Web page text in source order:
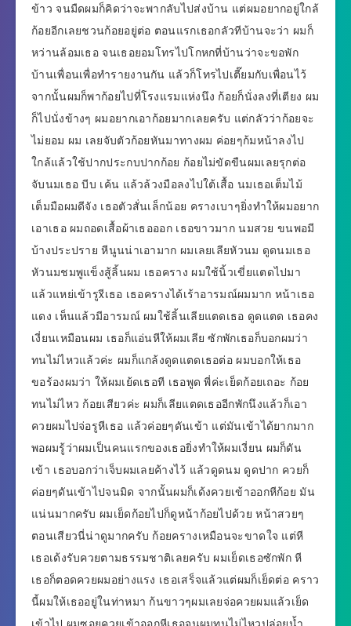
ข้าว จนมืดผมก็คิดว่าจะพากลับไปส่งบ้าน แต่ผมอยากอยู่ใกล้
ก้อยอีกเลยชวนก้อยอยู่ต่อ ตอนแรกเธอกลัวทีบ้านจะว่า ผมก็
หว่านล้อมเธอ จนเธอยอมโทรไปโกหกที่บ้านว่าจะขอพัก
บ้านเพื่อนเพื่อทำรายงานกัน แล้วก็โทรไปเตี๊ยมกับเพื่อนไว้
จากนั้นผมก็พาก้อยไปที่โรงแรมแห่งนึง ก้อยก็นั่งลงที่เตียง ผม
ก็ไปนั่งข้างๆ ผมอยากเอาก้อยมากเลยครับ แต่กลัวว่าก้อยจะ
ไม่ยอม ผม เลยจับตัวก้อยหันมาทางผม ค่อยๆก้มหน้าลงไป
ใกล้แล้วใช้ปากประกบปากก้อย ก้อยไม่ขัดขืนผมเลยรุกต่อ
จับนมเธอ บีบ เค้น แล้วล้วงมือลงไปใต้เสื้อ นมเธอเต็มไม้
เต็มมือผมดีจัง เธอตัวสั่นเล็กน้อย ครางเบาๆยิ่งทำให้ผมอยาก
เอาเธอ ผมถอดเสื้อผ้าเธอออก เธอขาวมาก นมสวย ขนพอมี
บ้างประปราย หีนูนน่าเอามาก ผมเลยเลียหัวนม ดูดนมเธอ
หัวนมชมพูแข็งสู้ลิ้นผม เธอคราง ผมใช้นิ้วเขี่ยแตดไปมา
แล้วแหย่เข้ารูxีเธอ เธอครางได้เร้าอารมณ์ผมมาก หน้าเธอ
แดง เห็นแล้วมีอารมณ์ ผมใช้ลิ้นเลียแตดเธอ ดูดแตด เธอคง
เงี่ยนเหมือนผม เธอก็แอ่นหีให้ผมเลีย ซักพักเธอก็บอกผมว่า
ทนไม่ไหวแล้วค่ะ ผมก็แกล้งดูดแตดเธอต่อ ผมบอกให้เธอ
ขอร้องผมว่า ให้ผมเย้ดเธอที เธอพูด พี่ค่ะเย็ดก้อยเถอะ ก้อย
ทนไม่ไหว ก้อยเสียวค่ะ ผมก็เลียแตดเธออีกพักนึงแล้วก็เอา
ควยผมไปจ่อรูหีเธอ แล้วค่อยๆดันเข้า แต่มันเข้าได้ยากมาก
พอผมรู้ว่าผมเป็นคนแรกของเธอยิ่งทำให้ผมเงี่ยน ผมก็ดัน
เข้า เธอบอกว่าเจ็บผมเลยค้างไว้ แล้วดูดนม ดูดปาก ควยก็
ค่อยๆดันเข้าไปจนมิด จากนั้นผมก็เด้งควยเข้าออกหีก้อย มัน
แน่นมากครับ ผมเย็ดก้อยไปก็ดูหน้าก้อยไปด้วย หน้าสวยๆ
ตอนเสียวนี่น่าดูมากครับ ก้อยครางเหมือนจะขาดใจ แต่หี
เธอเด้งรับควยตามธรรมชาติเลยครับ ผมเย็ดเธอซักพัก หี
เธอก็ตอดควยผมอย่างแรง เธอเสร็จแล้วแต่ผมก็เย็ดต่อ คราว
นี้ผมให้เธออยู่ในท่าหมา ก้นขาวๆผมเลยจ่อควยผมแล้วเย็ด